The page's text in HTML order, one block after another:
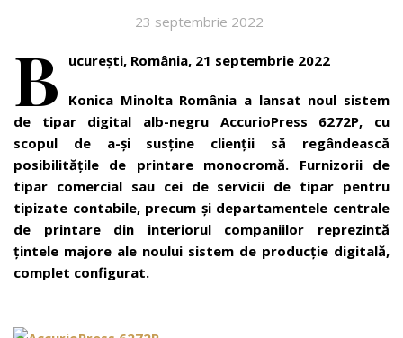
23 septembrie 2022
B ucurești, România, 21 septembrie 2022
Konica Minolta România a lansat noul sistem
de tipar digital alb-negru AccurioPress 6272P, cu
scopul de a-și susține clienții să regândească
posibilitățile de printare monocromă. Furnizorii de
tipar comercial sau cei de servicii de tipar pentru
tipizate contabile, precum și departamentele centrale
de printare din interiorul companiilor reprezintă
țintele majore ale noului sistem de producție digitală,
complet configurat.